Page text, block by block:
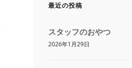
最近の投稿
スタッフのおやつ
2026年1月29日